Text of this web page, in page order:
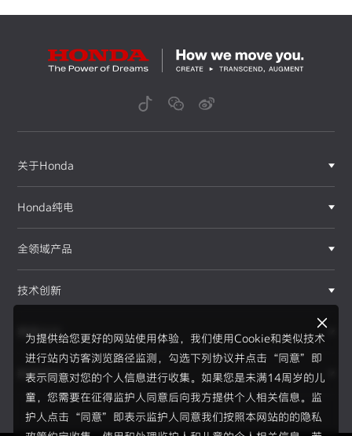
为提供给您更好的网站使用体验，我们使用Cookie和类似技术
进行站内访客浏览路径监测，勾选下列协议并点击“同意”即
表示同意对您的个人信息进行收集。如果您是未满14周岁的儿
童，您需要在征得监护人同意后向我方提供个人相关信息。监
护人点击“同意”即表示监护人同意我们按照本网站的的隐私
关于Honda
Honda纯电
全领域产品
技术创新
赛事运动
新闻资讯
F1®赛事